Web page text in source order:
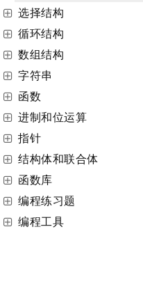
选择结构
循环结构
数组结构
字符串
函数
进制和位运算
指针
结构体和联合体
函数库
编程练习题
编程工具